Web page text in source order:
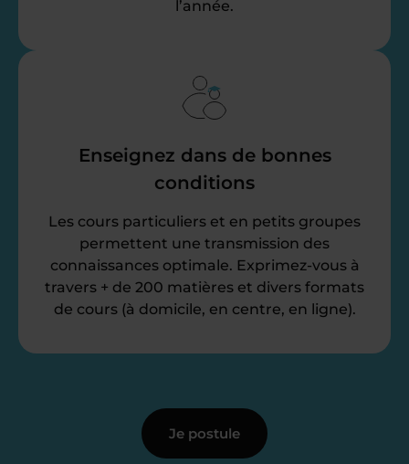
l’année.
Enseignez dans de bonnes
conditions
Les cours particuliers et en petits groupes
permettent une transmission des
connaissances optimale. Exprimez-vous à
travers + de 200 matières et divers formats
de cours (à domicile, en centre, en ligne).
Je postule